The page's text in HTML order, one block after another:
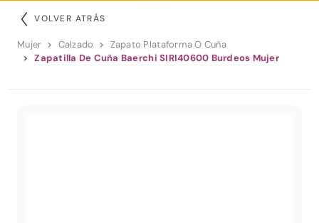
VOLVER ATRÁS
Mujer Calzado
Zapato Plataforma O Cuña
Zapatilla De Cuña Baerchi SIRI40600 Burdeos Mujer